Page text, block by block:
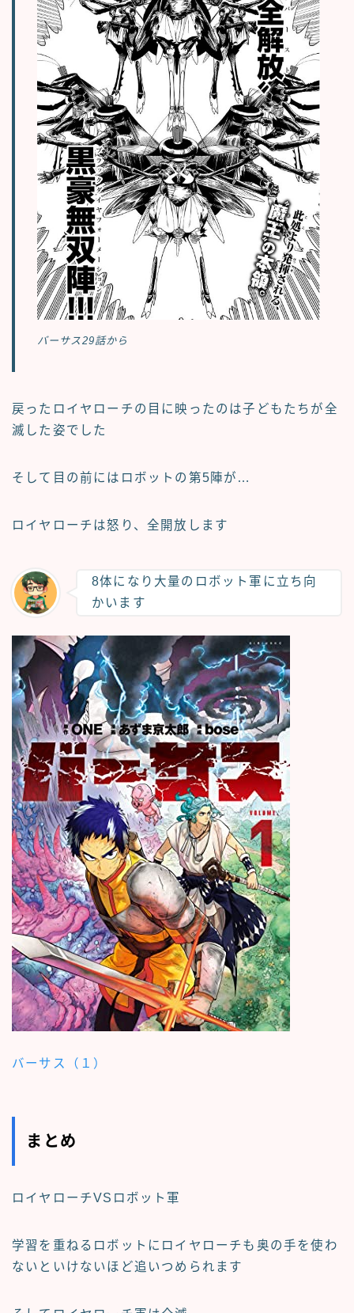
バーサス29話から
戻ったロイヤローチの目に映ったのは子どもたちが全
滅した姿でした
そして目の前にはロボットの第5陣が…
ロイヤローチは怒り、全開放します
8体になり大量のロボット軍に立ち向
かいます
バーサス（１）
まとめ
ロイヤローチVSロボット軍
学習を重ねるロボットにロイヤローチも奥の手を使わ
ないといけないほど追いつめられます